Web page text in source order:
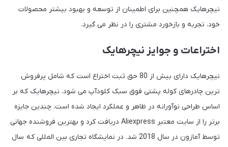
نیچرهایک همچنین برای اطمینان از توسعه و بهبود بیشتر محصولات
خود، تجربه و بازخورد مشتری را در نظر می گیرد.
اختراعات و جوایز نیچرهایک
نیچرهایک دارای بیش از 80 حق ثبت اختراع است که شامل پرفروش
ترین چادرهای کوله پشتی فوق سبک کلودآپ می شود. نیچرهایک که بر
اساس طراحی نوآورانه در ظاهر و عملکرد ایجاد شده است، چندین جایزه
برتر را از سایت معتبر Aliexpress دریافت کرد و بهترین فروشنده جهانی
توسط آمازون در سال 2018 شد. در نمایشگاه تجاری بین المللی که سال